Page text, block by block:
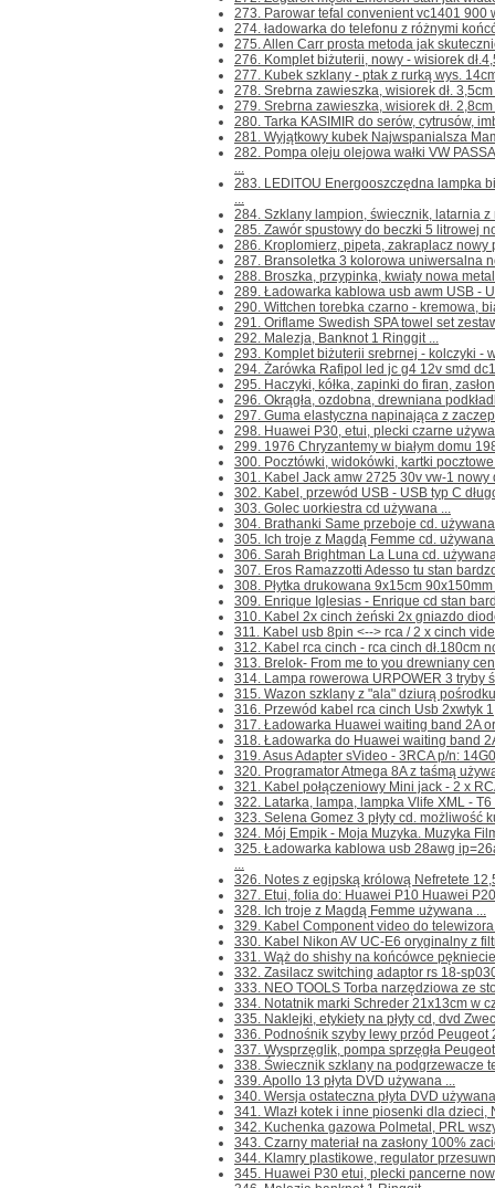
273. Parowar tefal convenient vc1401 900
274. ładowarka do telefonu z różnymi
275. Allen Carr prosta metoda jak
276. Komplet biżuterii, nowy - wisiorek
277. Kubek szklany - ptak z rurką wys.
278. Srebrna zawieszka, wisiorek dł.
279. Srebrna zawieszka, wisiorek dł.
280. Tarka KASIMIR do serów, cytrusów,
281. Wyjątkowy kubek Najwspanialsza
282. Pompa oleju olejowa wałki VW
...
283. LEDITOU Energooszczędna lampka
...
284. Szklany lampion, świecznik, latarnia z
285. Zawór spustowy do beczki 5 litrowej
286. Kroplomierz, pipeta, zakraplacz nowy
287. Bransoletka 3 kolorowa uniwersalna
288. Broszka, przypinka, kwiaty nowa
289. Ładowarka kablowa usb awm USB -
290. Wittchen torebka czarno - kremowa,
291. Oriflame Swedish SPA towel set
292. Malezja, Banknot 1 Ringgit ...
293. Komplet biżuterii srebrnej - kolczyki -
294. Żarówka Rafipol led jc g4 12v smd
295. Haczyki, kółka, zapinki do firan,
296. Okrągła, ozdobna, drewniana
297. Guma elastyczna napinająca z
298. Huawei P30, etui, plecki czarne
299. 1976 Chryzantemy w białym domu
300. Pocztówki, widokówki, kartki
301. Kabel Jack amw 2725 30v vw-1 nowy
302. Kabel, przewód USB - USB typ C
303. Golec uorkiestra cd używana ...
304. Brathanki Same przeboje cd.
305. Ich troje z Magdą Femme cd. używana
306. Sarah Brightman La Luna cd.
307. Eros Ramazzotti Adesso tu stan
308. Płytka drukowana 9x15cm
309. Enrique Iglesias - Enrique cd stan
310. Kabel 2x cinch żeński 2x gniazdo
311. Kabel usb 8pin <--> rca / 2 x cinch
312. Kabel rca cinch - rca cinch dł.180cm
313. Brelok- From me to you drewniany
314. Lampa rowerowa URPOWER 3 tryby
315. Wazon szklany z "ala" dziurą
316. Przewód kabel rca cinch Usb 2xwtyk
317. Ładowarka Huawei waiting band 2A
318. Ładowarka do Huawei waiting band
319. Asus Adapter sVideo - 3RCA p/n:
320. Programator Atmega 8A z taśmą
321. Kabel połączeniowy Mini jack - 2 x
322. Latarka, lampa, lampka Vlife XML -
323. Selena Gomez 3 płyty cd. możliwość
324. Mój Empik - Moja Muzyka. Muzyka
325. Ładowarka kablowa usb 28awg
...
326. Notes z egipską królową Nefretete
327. Etui, folia do: Huawei P10 Huawei
328. Ich troje z Magdą Femme używana ...
329. Kabel Component video do
330. Kabel Nikon AV UC-E6 oryginalny z
331. Wąż do shishy na końcówce
332. Zasilacz switching adaptor rs 18-
333. NEO TOOLS Torba narzędziowa ze
334. Notatnik marki Schreder 21x13cm w
335. Naklejki, etykiety na płyty cd, dvd
336. Podnośnik szyby lewy przód Peugeot
337. Wysprzęglik, pompa sprzęgła
338. Świecznik szklany na podgrzewacze
339. Apollo 13 płyta DVD używana ...
340. Wersja ostateczna płyta DVD
341. Wlazł kotek i inne piosenki dla dzieci,
342. Kuchenka gazowa Polmetal, PRL
343. Czarny materiał na zasłony 100%
344. Klamry plastikowe, regulator
345. Huawei P30 etui, plecki pancerne